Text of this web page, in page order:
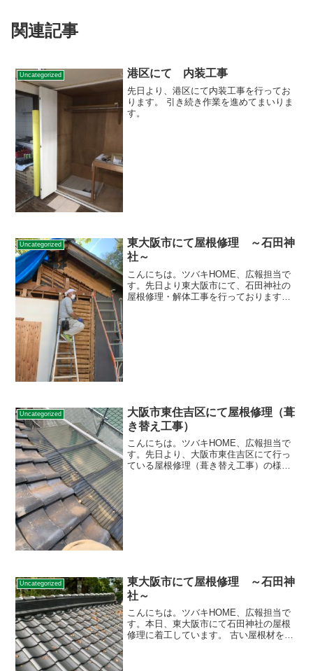
関連記事
Uncategorized 港区にて 内装工事
先日より、港区にて内装工事を行ってお
ります。 引き続き作業を進めてまいりま
す。
Uncategorized
東大阪市にて屋根修理 ～石田神
社～
こんにちは。ツバキHOME、広報担当で
す。先日より東大阪市にて、石田神社の
屋根修理・解体工事を行っております。
Uncategorized
大阪市東住吉区にて屋根修理（葺
き替え工事）
こんにちは。ツバキHOME、広報担当で
す。先日より、大阪市東住吉区にて行っ
ている屋根修理（葺き替え工事）の様子
Uncategorized
東大阪市にて屋根修理 ～石田神
社～
こんにちは。ツバキHOME、広報担当で
す。本日、東大阪市にて石田神社の屋根
修理に着工しています。 古い屋根材を撤